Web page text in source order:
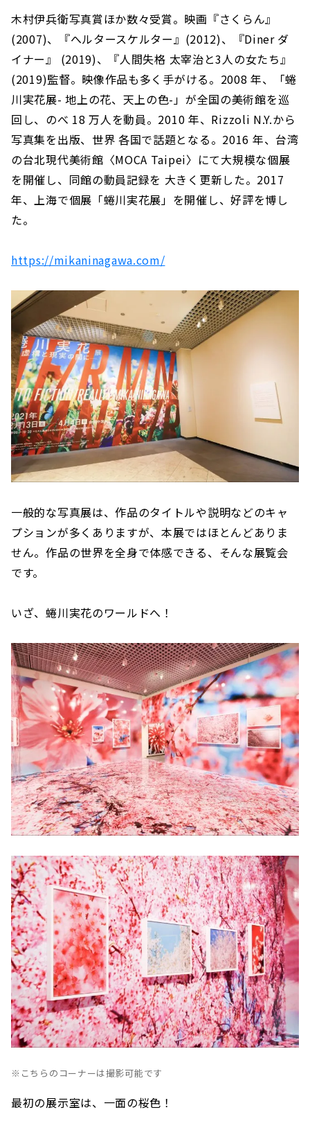
木村伊兵衛写真賞ほか数々受賞。映画『さくらん』
(2007)、『へルタースケルター』(2012)、『Diner ダ
イナー』 (2019)、『人間失格 太宰治と3人の女たち』
(2019)監督。映像作品も多く手がける。2008 年、「蜷
川実花展- 地上の花、天上の色-」が全国の美術館を巡
回し、のべ 18 万人を動員。2010 年、Rizzoli N.Y.から
写真集を出版、世界 各国で話題となる。2016 年、台湾
の台北現代美術館〈MOCA Taipei〉にて大規模な個展
を開催し、同館の動員記録を 大きく更新した。2017
年、上海で個展「蜷川実花展」を開催し、好評を博し
た。
https://mikaninagawa.com/
一般的な写真展は、作品のタイトルや説明などのキャ
プションが多くありますが、本展ではほとんどありま
せん。作品の世界を全身で体感できる、そんな展覧会
です。
いざ、蜷川実花のワールドへ！
※こちらのコーナーは撮影可能です
最初の展示室は、一面の桜色！